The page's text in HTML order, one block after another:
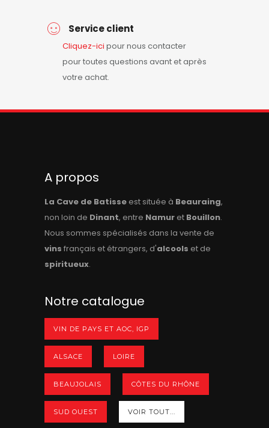
Service client
Cliquez-ici pour nous contacter
pour toutes questions avant et après
votre achat.
A propos
La Cave de Batisse est située à Beauraing,
non loin de Dinant, entre Namur et Bouillon.
Nous sommes spécialisés dans la vente de
vins français et étrangers, d'alcools et de
spiritueux.
Notre catalogue
VIN DE PAYS ET AOC, IGP
ALSACE LOIRE
BEAUJOLAIS CÔTES DU RHÔNE
SUD OUEST VOIR TOUT...